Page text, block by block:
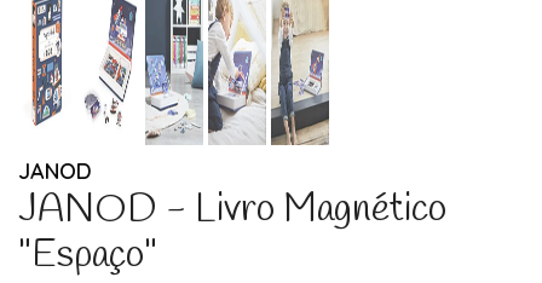
JANOD
JANOD - Livro Magnético
"Espaço"